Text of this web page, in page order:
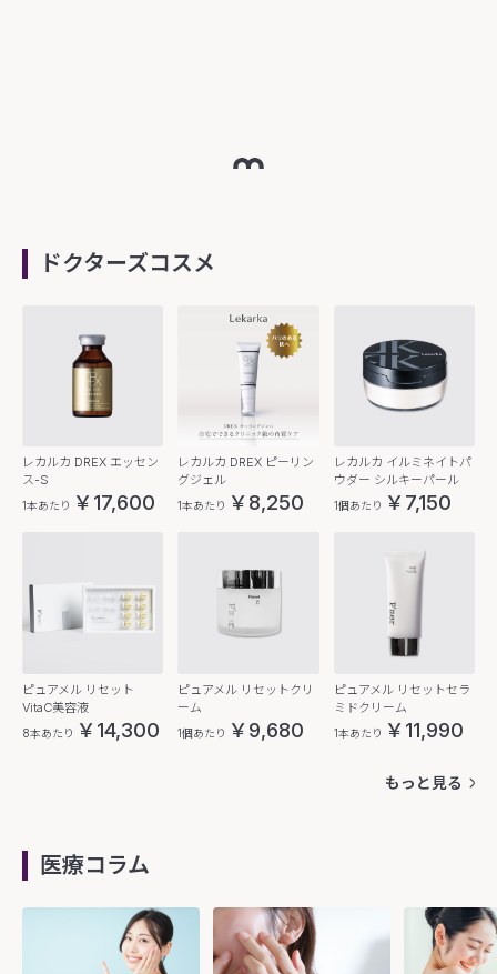
ドクターズコスメ
レカルカ DREX エッセン
ス-S
1本あたり ￥17,600
レカルカ DREX ピーリン
グジェル
1本あたり ￥8,250
レカルカ イルミネイトパ
ウダー シルキーパール
1個あたり ￥7,150
ピュアメル リセット
VitaC美容液
8本あたり ￥14,300
ピュアメル リセットクリ
ーム
1個あたり ￥9,680
ピュアメル リセットセラ
ミドクリーム
1本あたり ￥11,990
もっと見る
医療コラム